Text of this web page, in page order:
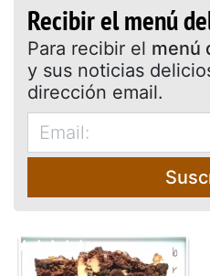
Recibir el menú
Para recibir el menú
y sus noticias
dirección email.